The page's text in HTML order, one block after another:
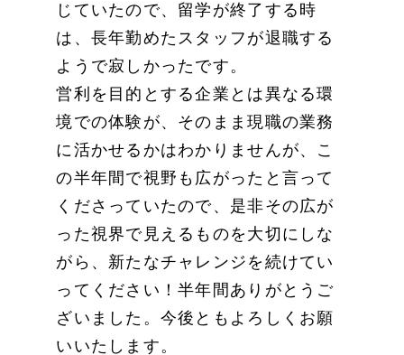
じていたので、留学が終了する時
は、長年勤めたスタッフが退職する
ようで寂しかったです。
営利を目的とする企業とは異なる環
境での体験が、そのまま現職の業務
に活かせるかはわかりませんが、こ
の半年間で視野も広がったと言って
くださっていたので、是非その広が
った視界で見えるものを大切にしな
がら、新たなチャレンジを続けてい
ってください！半年間ありがとうご
ざいました。今後ともよろしくお願
いいたします。